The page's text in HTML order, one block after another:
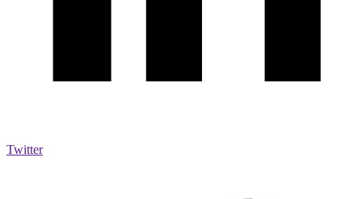
Twitter